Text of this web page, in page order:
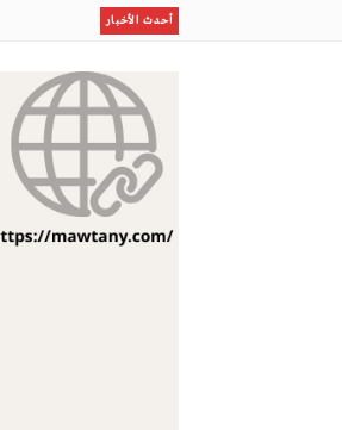
أحدث الأخبار
على وجه ماء
قدر مكتوب
يقبل المساء ..يتهادى